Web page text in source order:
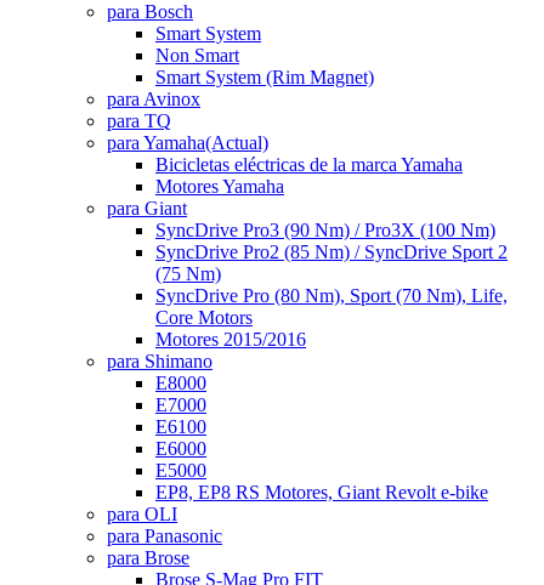
para Bosch
Smart System
Non Smart
Smart System (Rim Magnet)
para Avinox
para TQ
para Yamaha(Actual)
Bicicletas eléctricas de la marca Yamaha
Motores Yamaha
para Giant
SyncDrive Pro3 (90 Nm) / Pro3X (100 Nm)
SyncDrive Pro2 (85 Nm) / SyncDrive Sport 2
(75 Nm)
SyncDrive Pro (80 Nm), Sport (70 Nm), Life,
Core Motors
Motores 2015/2016
para Shimano
E8000
E7000
E6100
E6000
E5000
EP8, EP8 RS Motores, Giant Revolt e-bike
para OLI
para Panasonic
para Brose
Brose S-Mag Pro FIT